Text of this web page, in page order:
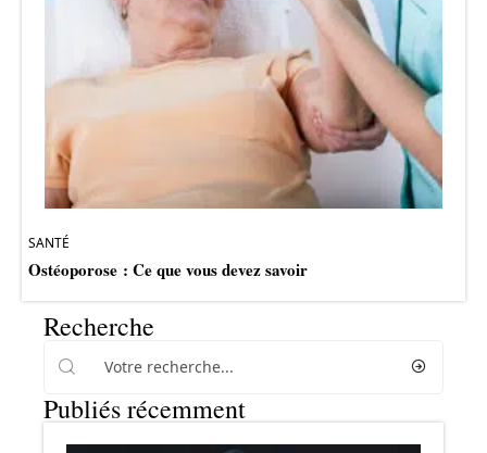
SANTÉ
Ostéoporose : Ce que vous devez savoir
Recherche
Publiés récemment